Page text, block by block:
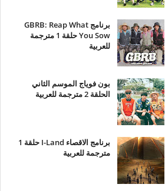
برنامج GBRB: Reap What
You Sow حلقة 1 مترجمة
للعربية
بون فوياج الموسم الثاني
الحلقة 2 مترجمة للعربية
برنامج الاقصاء I-Land حلقة 1
مترجمة للعربية